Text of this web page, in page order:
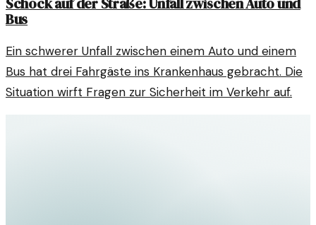
Bus
Ein schwerer Unfall zwischen einem Auto und einem
Bus hat drei Fahrgäste ins Krankenhaus gebracht. Die
Situation wirft Fragen zur Sicherheit im Verkehr auf.